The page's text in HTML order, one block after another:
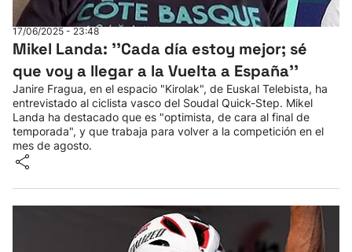
17/06/2025 - 23:48
Mikel Landa: ''Cada día estoy mejor; sé
que voy a llegar a la Vuelta a España''
Janire Fragua, en el espacio "Kirolak", de Euskal Telebista, ha
entrevistado al ciclista vasco del Soudal Quick-Step. Mikel
Landa ha destacado que es "optimista, de cara al final de
temporada", y que trabaja para volver a la competición en el
mes de agosto.